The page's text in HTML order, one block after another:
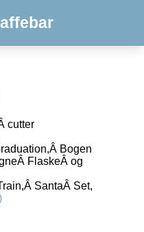
cutter
Bogen
FlaskeÂ og
SantaÂ Set,